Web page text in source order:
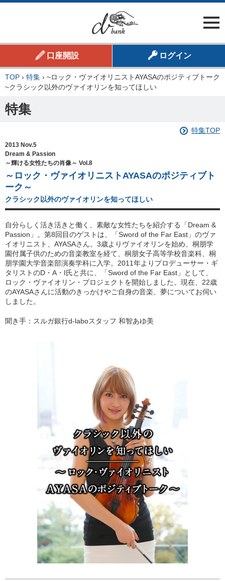
口座開設 ログイン
TOP › 特集 › ~ロック・ヴァイオリニストAYASAのポジティブトーク
~クラシック以外のヴァイオリンを知ってほしい
特集
特集TOP
2013 Nov.5
Dream & Passion
～輝ける女性たちの肖像～ Vol.8
～ロック・ヴァイオリニストAYASAのポジティブト
ーク～
クラシック以外のヴァイオリンを知ってほしい
自分らしく活き活きと働く、素敵な女性たちを紹介する「Dream &
Passion」。第8回目のゲストは、「Sword of the Far East」のヴァ
イオリニスト、AYASAさん。3歳よりヴァイオリンを始め、桐朋学
園付属子供のための音楽教室を経て、桐朋女子高等学校音楽科、桐
朋学園大学音楽部演奏学科に入学。2011年よりプロデューサー・ギ
タリストのD・A・I氏と共に、「Sword of the Far East」として、
ロック・ヴァイオリン・プロジェクトを開始しました。現在、22歳
のAYASAさんに活動のきっかけやご自身の音楽、夢についてお伺い
しました。
聞き手： スルガ銀行d-laboスタッフ 和智あゆ美